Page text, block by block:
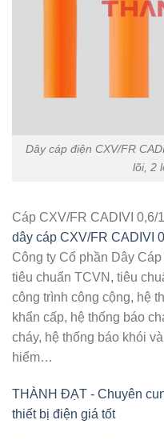
Dây cáp điện CXV/FR
lõi, 2
Cáp CXV/FR CADIVI 0,6/
dây cáp CXV/FR CADIVI
Công ty Cổ phần Dây
tiêu chuẩn TCVN, tiêu
công trình công cộng, hệ
khẩn cấp, hệ thống báo
cháy, hệ thống báo khói
hiểm…
THÀNH ĐẠT - Chuyên
thiết bị điện giá tốt